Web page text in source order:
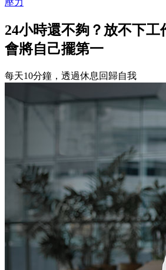
24小時還不夠？放不下工
會將自己擺第一
每天10分鐘，透過休息回歸自我